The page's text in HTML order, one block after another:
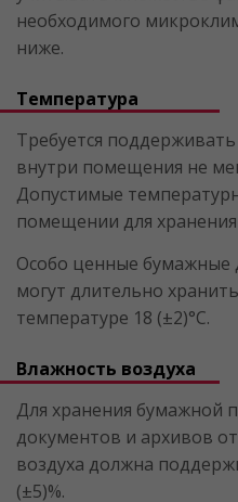
необходимого
ниже.
Температура
Требуется
внутри помещения не
Допустимые
помещении для хранения
Особо ценные бумажные
могут длительно
температуре 18 (±2)°С.
Влажность воздуха
Для хранения бумажной
документов и архивов
воздуха должна
(±5)%.